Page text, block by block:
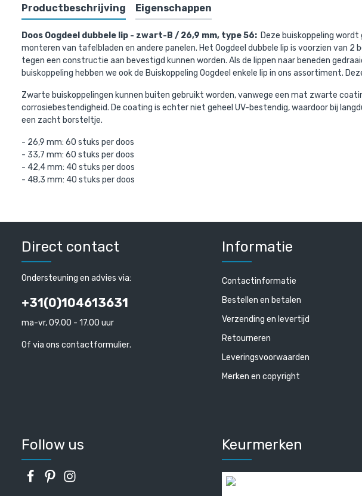
Productbeschrijving Eigenschappen
Doos Oogdeel dubbele lip - zwart-B / 26,9 mm, type 56: Deze buiskoppeling
monteren van tafelbladen en andere panelen. Het Oogdeel dubbele lip is voorzien van
tegen een constructie aan bevestigd kunnen worden. Als de lippen naar beneden
buiskoppeling hebben we ook de Buiskoppeling Oogdeel enkele lip in ons assortiment.
Zwarte buiskoppelingen kunnen buiten gebruikt worden, vanwege een mat zwarte
corrosiebestendigheid. De coating is echter niet geheel UV-bestendig, waardoor bij
een zacht borsteltje.
- 26,9 mm: 60 stuks per doos
- 33,7 mm: 60 stuks per doos
- 42,4 mm: 40 stuks per doos
- 48,3 mm: 40 stuks per doos
Bovenstaande
Follow us Keurmerken
Direct contact
Ondersteuning en advies via:
+31(0)104613631
ma-vr, 09.00 - 17.00 uur
Of via ons contactformulier.
Informatie
Contactinformatie
Bestellen en betalen
Verzending en levertijd
Retourneren
Leveringsvoorwaarden
Merken en copyright